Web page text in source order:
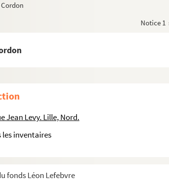
Notice 1
Jean Levy. Lille, Nord.
les inventaires
fonds Léon Lefebvre
et photographies